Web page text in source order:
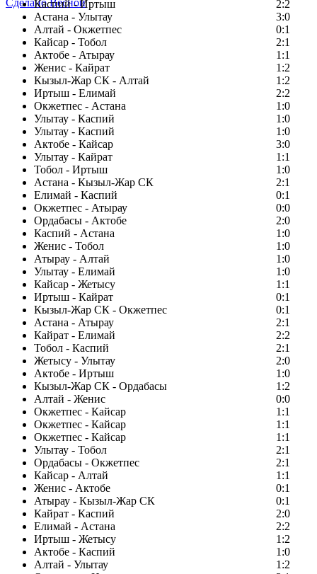
Каспий - Иртыш
2:2
Астана - Улытау
3:0
Алтай - Окжетпес
0:1
Кайсар - Тобол
2:1
Актобе - Атырау
1:1
Женис - Кайрат
1:2
Кызыл-Жар СК - Алтай
1:2
Иртыш - Елимай
2:2
Окжетпес - Астана
1:0
Улытау - Каспий
1:0
Улытау - Каспий
1:0
Актобе - Кайсар
3:0
Улытау - Кайрат
1:1
Тобол - Иртыш
1:0
Астана - Кызыл-Жар СК
2:1
Елимай - Каспий
0:1
Окжетпес - Атырау
0:0
Ордабасы - Актобе
2:0
Каспий - Астана
1:0
Женис - Тобол
1:0
Атырау - Алтай
1:0
Улытау - Елимай
1:0
Кайсар - Жетысу
1:1
Иртыш - Кайрат
0:1
Кызыл-Жар СК - Окжетпес
0:1
Астана - Атырау
2:1
Кайрат - Елимай
2:2
Тобол - Каспий
2:1
Жетысу - Улытау
2:0
Актобе - Иртыш
1:0
Кызыл-Жар СК - Ордабасы
1:2
Алтай - Женис
0:0
Окжетпес - Кайсар
1:1
Окжетпес - Кайсар
1:1
Окжетпес - Кайсар
1:1
Улытау - Тобол
2:1
Ордабасы - Окжетпес
2:1
Кайсар - Алтай
1:1
Женис - Актобе
0:1
Атырау - Кызыл-Жар СК
0:1
Кайрат - Каспий
2:0
Елимай - Астана
2:2
Иртыш - Жетысу
1:2
Актобе - Каспий
1:0
Алтай - Улытау
1:2
Сделано Весной